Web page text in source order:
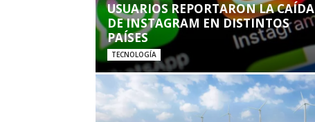
USUARIOS REPORTARON LA CAÍDA
DE INSTAGRAM EN DISTINTOS
PAÍSES
TECNOLOGÍA